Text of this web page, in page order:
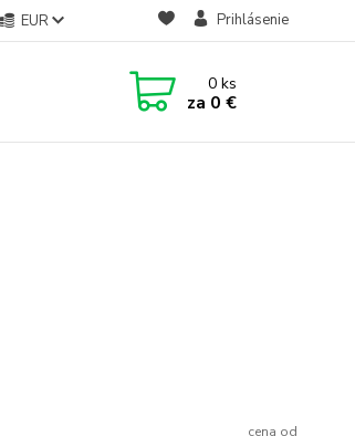
EUR Prihlásenie
0ks
za 0 €
cena od